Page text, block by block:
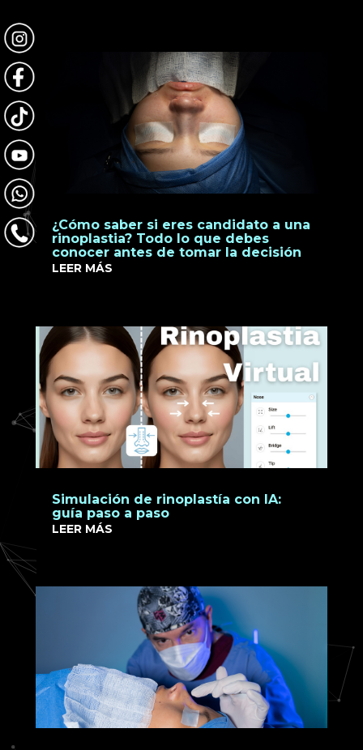
¿Cómo saber si eres candidato a una
rinoplastia? Todo lo que debes
conocer antes de tomar la decisión
LEER MÁS
Simulación de rinoplastía con IA:
guía paso a paso
LEER MÁS